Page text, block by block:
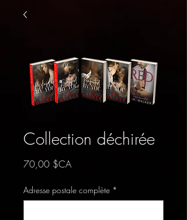
Collection déchirée
70,00 $CAPrix
Adresse postale complète *